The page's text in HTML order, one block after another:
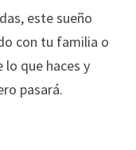
este sueño
con tu familia o
lo que haces y
pasará.